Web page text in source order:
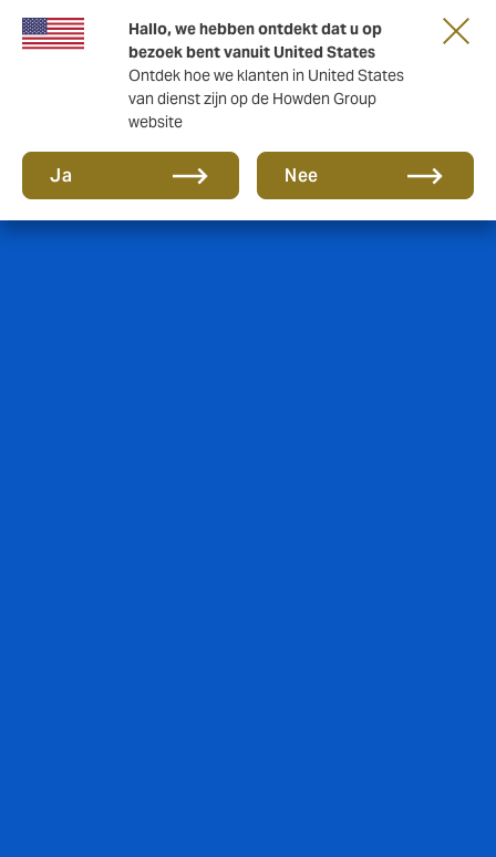
Hallo, we hebben ontdekt dat u op
bezoek bent vanuit United States
Ontdek hoe we klanten in United States
van dienst zijn op de Howden Group
website
Ja Nee